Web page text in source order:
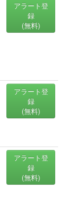
アラート登
録
(無料)
アラート登
録
(無料)
アラート登
録
(無料)